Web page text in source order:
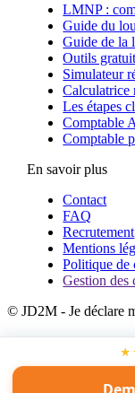
LMNP :
Guide du
Guide de la
Outils
Simulateur
Calculatrice
Les étapes
Comptable
Comptable
En savoir plus
Contact
FAQ
Recrutement
Mentions
Politique de
Gestion des
© JD2M - Je déclare